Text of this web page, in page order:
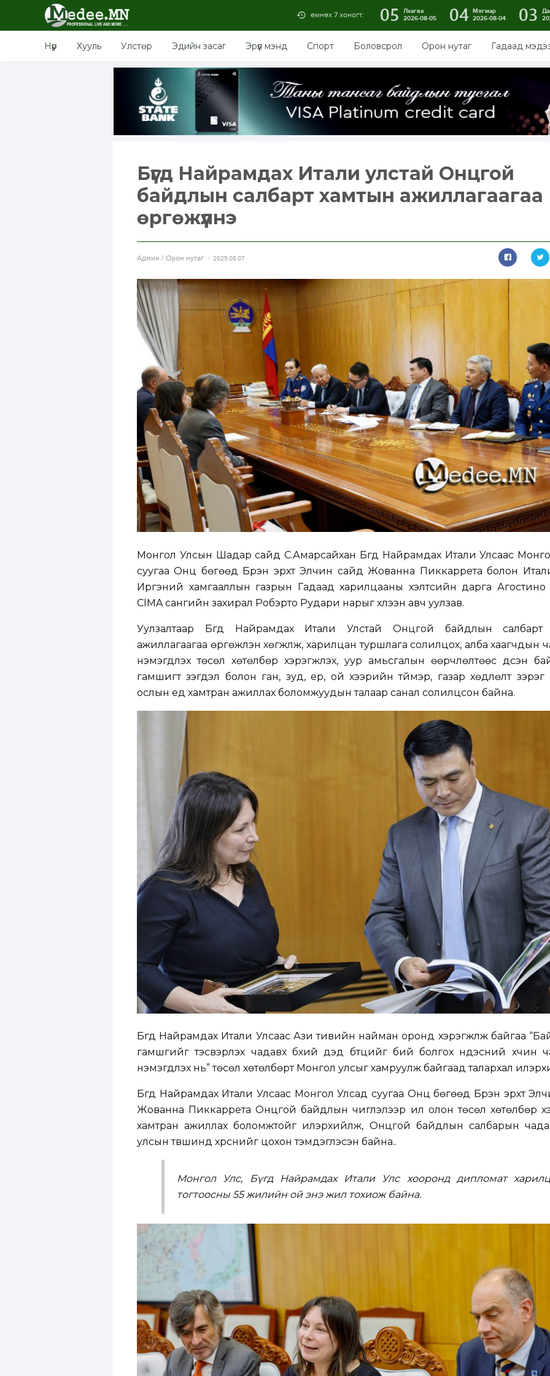
өмнөх 7 хоногт: 05
Лхагва
2026-08-05
04 Мягмар
2026-08-04
03
Нүүр Хууль Улстөр Эдийн засаг Эрүүл мэнд Спорт Боловсрол Орон нутаг Гадаад
Бүгд Найрамдах Итали улстай Онцгой
байдлын салбарт хамтын ажиллагаагаа
өргөжүүлнэ
Aдмин / Орон нутаг 2025.08.07
Монгол Улсын Шадар сайд С.Амарсайхан Бүгд Найрамдах Итали Улсаас
суугаа Онц бөгөөд Бүрэн эрхт Элчин сайд Жованна Пиккаррета болон
Иргэний хамгааллын газрын Гадаад харилцааны хэлтсийн дарга Агостино
CIMA сангийн захирал Робэрто Рудари нарыг хүлээн авч уулзав.
Уулзалтаар Бүгд Найрамдах Итали Улстай Онцгой байдлын салбарт
ажиллагаагаа өргөжүүлэн хөгжүүлж, харилцан туршлага солилцох, алба хаагчдын
нэмэгдүүлэх төсөл хөтөлбөр хэрэгжүүлэх, уур амьсгалын өөрчлөлтөөс үүдсэн
гамшигт үзэгдэл болон ган, зуд, үер, ой хээрийн түймэр, газар хөдлөлт
ослын үед хамтран ажиллах боломжуудын талаар санал солилцсон байна.
Бүгд Найрамдах Итали Улсаас Ази тивийн найман оронд хэрэгжүүлж байгаа
гамшгийг тэсвэрлэх чадавх бүхий дэд бүтцийг бий болгох үндэсний хүчин
нэмэгдүүлэх нь” төсөл хөтөлбөрт Монгол улсыг хамруулж байгаад талархал
Бүгд Найрамдах Итали Улсаас Монгол Улсад суугаа Онц бөгөөд Бүрэн эрхт
Жованна Пиккаррета Онцгой байдлын чиглэлээр илүү олон төсөл хөтөлбөр
хамтран ажиллах боломжтойг илэрхийлж, Онцгой байдлын салбарын
улсын түвшинд хүрснийг цохон тэмдэглэсэн байна..
Монгол Улс, Бүгд Найрамдах Итали Улс хооронд дипломат
тогтоосны 55 жилийн ой энэ жил тохиож байна.